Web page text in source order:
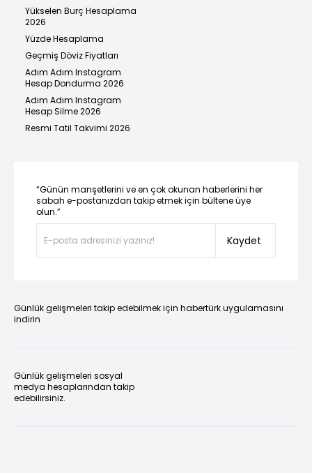
Yükselen Burç Hesaplama
2026
Yüzde Hesaplama
Geçmiş Döviz Fiyatları
Adım Adım Instagram
Hesap Dondurma 2026
Adım Adım Instagram
Hesap Silme 2026
Resmi Tatil Takvimi 2026
“Günün manşetlerini ve en çok okunan haberlerini her
sabah e-postanızdan takip etmek için bültene üye
olun.”
Kaydet
Günlük gelişmeleri takip edebilmek için habertürk uygulamasını
indirin
Günlük gelişmeleri sosyal
medya hesaplarından takip
edebilirsiniz.